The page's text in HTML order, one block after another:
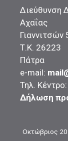
Διεύθυνση
Αχαΐας
Γιαννιτσών
Τ.Κ. 26223
Πάτρα
e-mail:
Τηλ.
Δήλωση
Οκτώβριος